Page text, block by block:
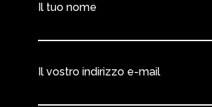
Il tuo nome
Il vostro indirizzo e-mail